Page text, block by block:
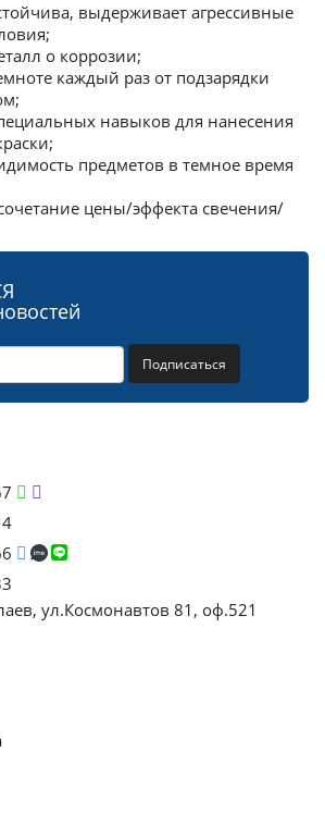
выдерживает агрессивные
о коррозии;
каждый раз от подзарядки
навыков для нанесения
предметов в темное время
цены/эффекта свечения/
Подписаться
ул.Космонавтов 81, оф.521